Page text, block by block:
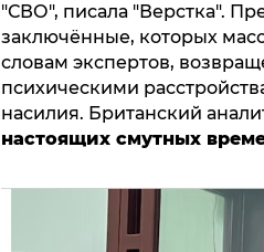
"СВО", писала "Верстка".
заключённые, которых
словам экспертов,
психическими
насилия. Британский
настоящих смутных